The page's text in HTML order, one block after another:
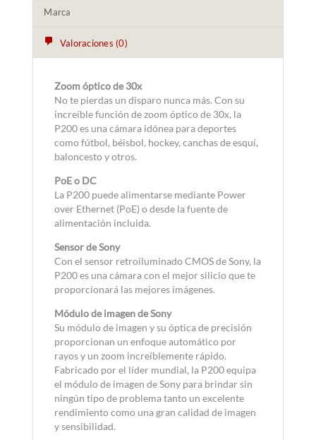
Marca
Valoraciones (0)
Zoom óptico de 30x
No te pierdas un disparo nunca más. Con su
increíble función de zoom óptico de 30x, la
P200 es una cámara idónea para deportes
como fútbol, béisbol, hockey, canchas de esquí,
baloncesto y otros.
PoE o DC
La P200 puede alimentarse mediante Power
over Ethernet (PoE) o desde la fuente de
alimentación incluida.
Sensor de Sony
Con el sensor retroiluminado CMOS de Sony, la
P200 es una cámara con el mejor silicio que te
proporcionará las mejores imágenes.
Módulo de imagen de Sony
Su módulo de imagen y su óptica de precisión
proporcionan un enfoque automático por
rayos y un zoom increíblemente rápido.
Fabricado por el líder mundial, la P200 equipa
el módulo de imagen de Sony para brindar sin
ningún tipo de problema tanto un excelente
rendimiento como una gran calidad de imagen
y sensibilidad.